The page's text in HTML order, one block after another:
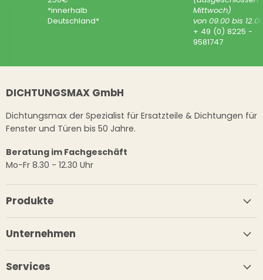
*innerhalb
Deutschland*
Mittwoch)
von 09.00 bis
+ 49 (0) 8225 -
9581747
DICHTUNGSMAX GmbH
Dichtungsmax der Spezialist für Ersatzteile & Dichtungen für
Fenster und Türen bis 50 Jahre.
Beratung im Fachgeschäft
Mo-Fr 8.30 - 12.30 Uhr
Produkte
Unternehmen
Services